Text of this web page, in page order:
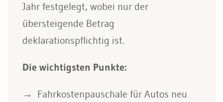
Jahr festgelegt, wobei nur der
übersteigende Betrag
deklarationspflichtig ist.
Die wichtigsten Punkte:
Fahrkostenpauschale für Autos neu